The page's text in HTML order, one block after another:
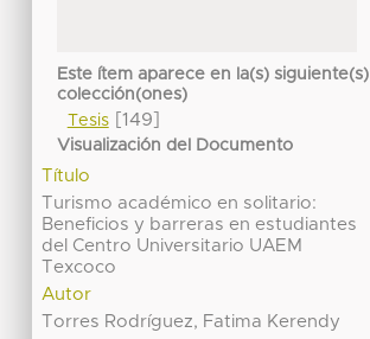
Este ítem aparece en la(s) siguiente(s)
colección(ones)
Tesis[149]
Visualización del Documento
Título
Turismo académico en solitario:
Beneficios y barreras en estudiantes
del Centro Universitario UAEM
Texcoco
Autor
Torres Rodríguez, Fatima Kerendy